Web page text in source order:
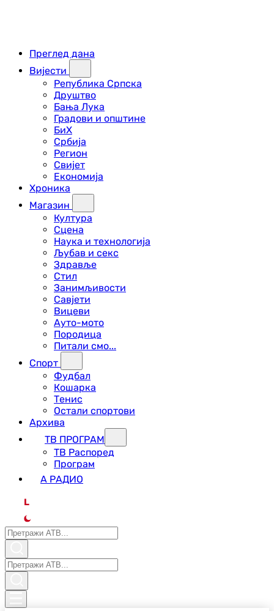
Преглед дана
Вијести
Република Српска
Друштво
Бања Лука
Градови и општине
БиХ
Србија
Регион
Свијет
Економија
Хроника
Магазин
Култура
Сцена
Наука и технологија
Љубав и секс
Здравље
Стил
Занимљивости
Савјети
Вицеви
Ауто-мото
Породица
Питали смо...
Спорт
Фудбал
Кошарка
Тенис
Остали спортови
Архива
ТВ ПРОГРАМ
ТВ Распоред
Програм
А РАДИО
L